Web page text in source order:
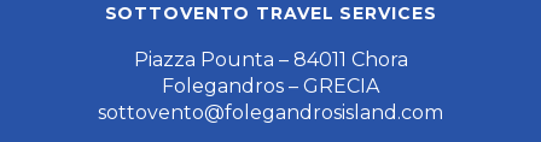
SOTTOVENTO TRAVEL SERVICES
Piazza Pounta – 84011 Chora
Folegandros – GRECIA
sottovento@folegandrosisland.com